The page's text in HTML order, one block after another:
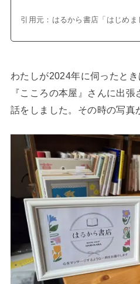
引用元：はるから書店「はじめま
わたしが2024年に伺ったと
『こころの本屋』さんに出
話をしました。その時の写真